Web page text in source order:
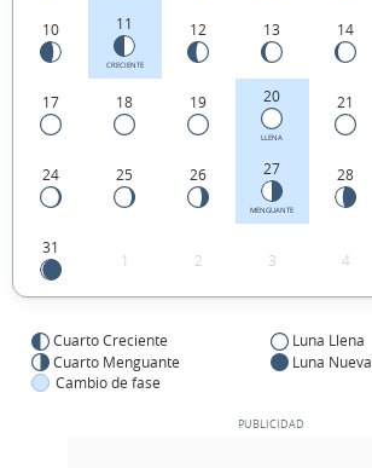
10 11
CRECIENTE
12 13 14
17 18 19 20
LLENA
21
24 25 26 27
MENGUANTE
28
31
1 2 3 4
Cuarto Creciente
Luna Llena
Cuarto Menguante
Luna Nueva
Cambio de fase